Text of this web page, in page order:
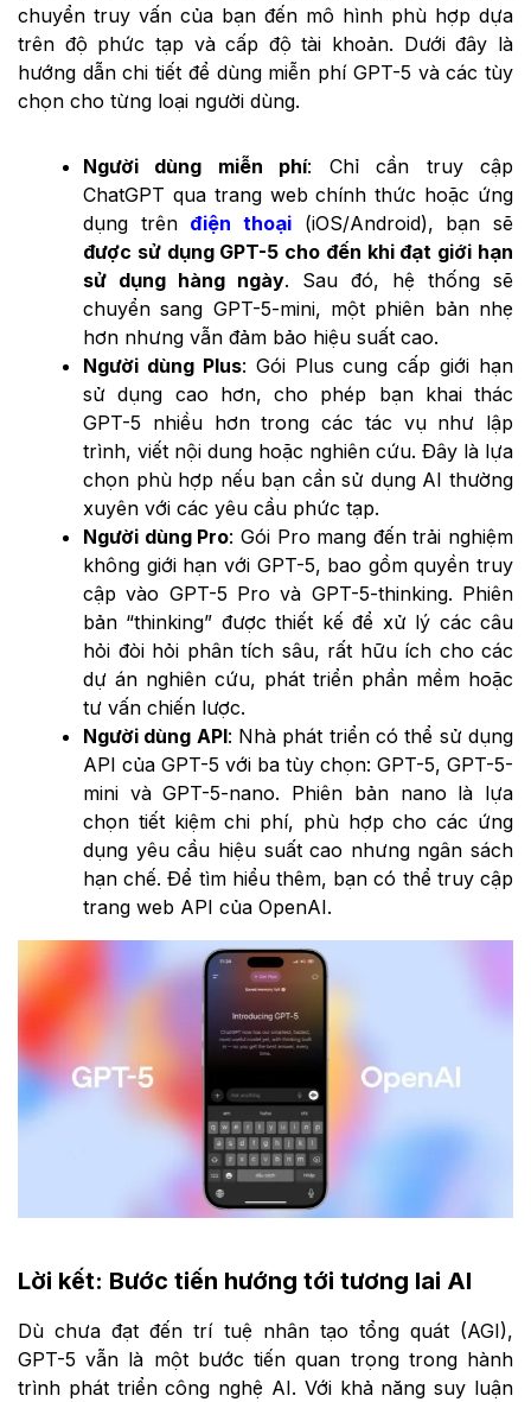
chuyển truy vấn của bạn đến mô hình phù hợp dựa
trên độ phức tạp và cấp độ tài khoản. Dưới đây là
hướng dẫn chi tiết để dùng miễn phí GPT-5 và các tùy
chọn cho từng loại người dùng.
Người dùng miễn phí: Chỉ cần truy cập
ChatGPT qua trang web chính thức hoặc ứng
dụng trên điện thoại (iOS/Android), bạn sẽ
được sử dụng GPT-5 cho đến khi đạt giới hạn
sử dụng hàng ngày. Sau đó, hệ thống sẽ
chuyển sang GPT-5-mini, một phiên bản nhẹ
hơn nhưng vẫn đảm bảo hiệu suất cao.
Người dùng Plus: Gói Plus cung cấp giới hạn
sử dụng cao hơn, cho phép bạn khai thác
GPT-5 nhiều hơn trong các tác vụ như lập
trình, viết nội dung hoặc nghiên cứu. Đây là lựa
chọn phù hợp nếu bạn cần sử dụng AI thường
xuyên với các yêu cầu phức tạp.
Người dùng Pro: Gói Pro mang đến trải nghiệm
không giới hạn với GPT-5, bao gồm quyền truy
cập vào GPT-5 Pro và GPT-5-thinking. Phiên
bản “thinking” được thiết kế để xử lý các câu
hỏi đòi hỏi phân tích sâu, rất hữu ích cho các
dự án nghiên cứu, phát triển phần mềm hoặc
tư vấn chiến lược.
Người dùng API: Nhà phát triển có thể sử dụng
API của GPT-5 với ba tùy chọn: GPT-5, GPT-5-
mini và GPT-5-nano. Phiên bản nano là lựa
chọn tiết kiệm chi phí, phù hợp cho các ứng
dụng yêu cầu hiệu suất cao nhưng ngân sách
hạn chế. Để tìm hiểu thêm, bạn có thể truy cập
trang web API của OpenAI.
Lời kết: Bước tiến hướng tới tương lai AI
Dù chưa đạt đến trí tuệ nhân tạo tổng quát (AGI),
GPT-5 vẫn là một bước tiến quan trọng trong hành
trình phát triển công nghệ AI. Với khả năng suy luận